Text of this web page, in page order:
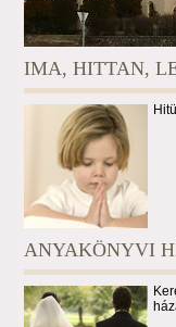
IMA, HITTAN,
ANYAKÖNYVI